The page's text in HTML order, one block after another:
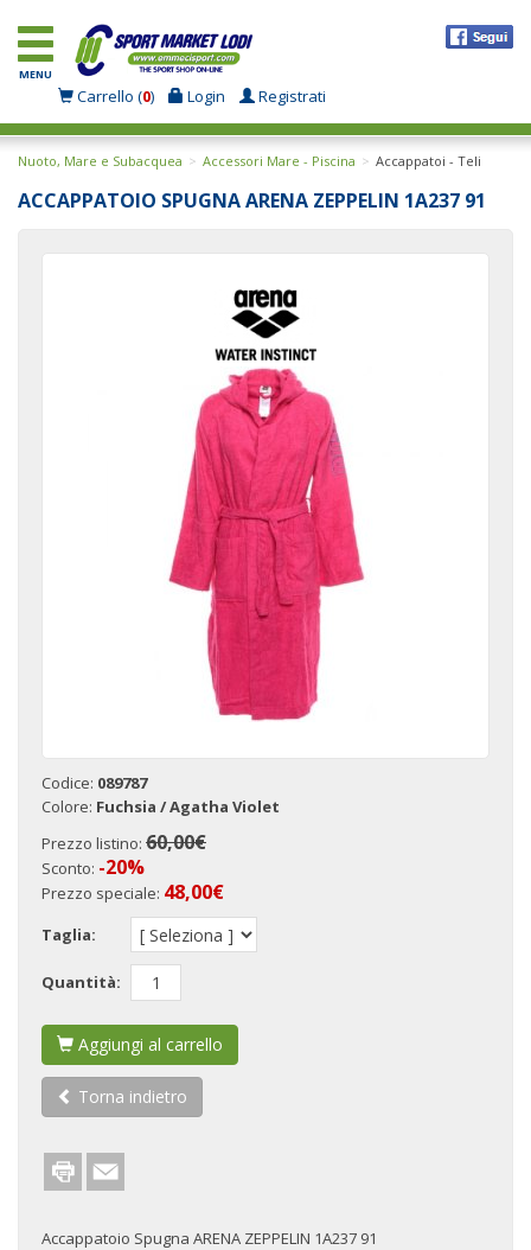
MENU
Carrello (0) Login Registrati
Nuoto, Mare e Subacquea Accessori Mare - Piscina Accappatoi - Teli
ACCAPPATOIO SPUGNA ARENA ZEPPELIN 1A237 91
Codice: 089787
Colore: Fuchsia / Agatha Violet
Prezzo listino: 60,00€
Sconto: -20%
Prezzo speciale: 48,00€
Taglia:
Quantità:
Aggiungi al carrello
Torna indietro
Accappatoio Spugna ARENA ZEPPELIN 1A237 91